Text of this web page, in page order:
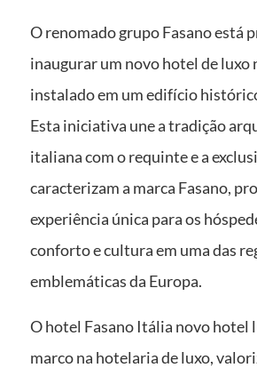
O renomado grupo Fasano está
inaugurar um novo hotel de luxo
instalado em um edifício
Esta iniciativa une a tradição
italiana com o requinte e a
caracterizam a marca Fasano,
experiência única para os
conforto e cultura em uma das
emblemáticas da Europa.
O hotel Fasano Itália novo hotel
marco na hotelaria de luxo,